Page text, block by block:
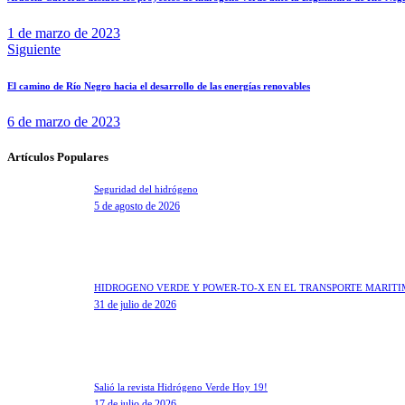
1 de marzo de 2023
Siguiente
El camino de Río Negro hacia el desarrollo de las energías renovables
6 de marzo de 2023
Artículos Populares
Seguridad del hidrógeno
5 de agosto de 2026
HIDRÓGENO VERDE Y POWER-TO-X EN EL TRANSPORTE
31 de julio de 2026
Salió la revista Hidrógeno Verde Hoy 19!